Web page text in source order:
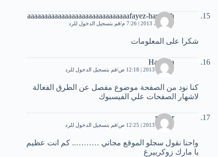
aaaaaaaaaaaaaaaaaaaaaaaaaaaaaafayez-hanadeh
17 أبريل، 2013 | 7:26 م قم بتسجيل الدخول للرد
شكرا على المعلومات
Hamada
13 مايو، 2013 | 12:18 ص قم بتسجيل الدخول للرد
كنا نود من الصفحة موضوع مفصل عن الطرق الفعالة
لاشهار الصفحات علي الفيسبوك
nawar
13 مايو، 2013 | 12:25 ص قم بتسجيل الدخول للرد
واحنا نقول سجلو الموقع مجاني ……….. كم انت عظيم
يا مارك زوكربيرغ